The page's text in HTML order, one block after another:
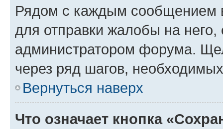
Рядом с каждым сообщением
для отправки жалобы на
администратором форума.
через ряд шагов,
Вернуться наверх
Что означает кнопка